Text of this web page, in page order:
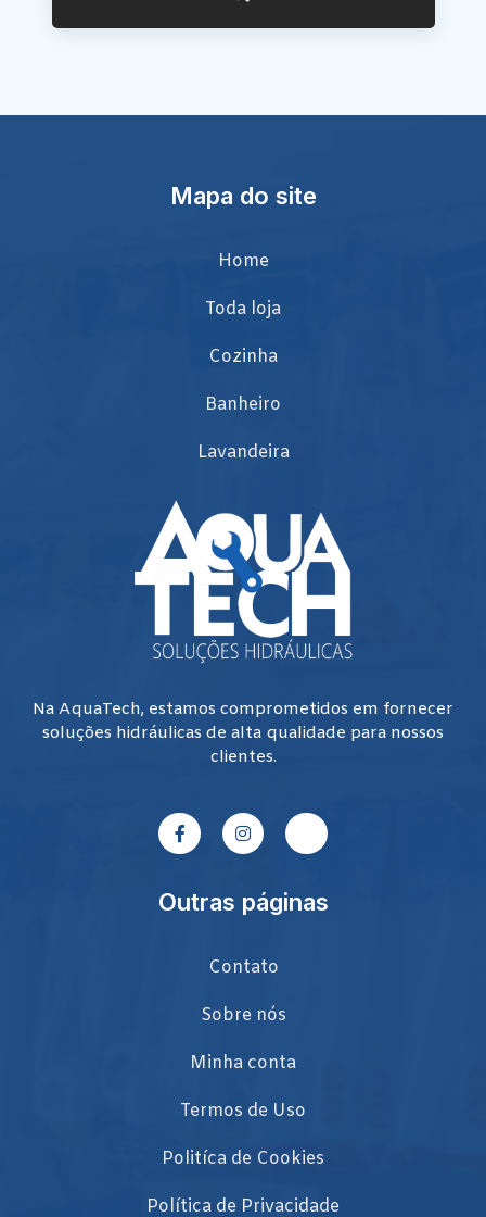
Mapa do site
Home
Toda loja
Cozinha
Banheiro
Lavandeira
Na AquaTech, estamos comprometidos em fornecer
soluções hidráulicas de alta qualidade para nossos
clientes.
Outras páginas
Contato
Sobre nós
Minha conta
Termos de Uso
Politíca de Cookies
Política de Privacidade